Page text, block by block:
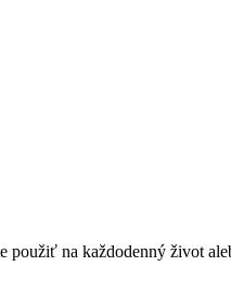
na každodenný život